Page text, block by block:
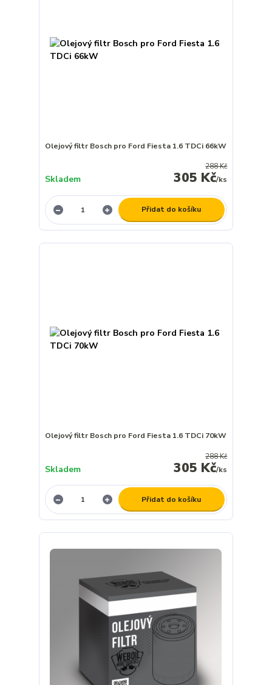
Olejový filtr Bosch pro Ford Fiesta 1.6 TDCi 66kW
288 Kč
305 Kč/ks
Skladem
Přidat do košíku
Olejový filtr Bosch pro Ford Fiesta 1.6 TDCi 70kW
288 Kč
305 Kč/ks
Skladem
Přidat do košíku